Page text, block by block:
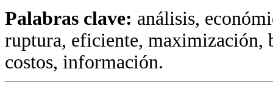
Palabras clave: análisis,
ruptura, eficiente, maximización,
costos, información.